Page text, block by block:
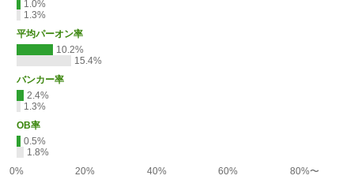
1.0%
1.3%
平均パーオン率
10.2%
15.4%
バンカー率
2.4%
1.3%
OB率
0.5%
1.8%
0%
20% 40% 60%
80%〜